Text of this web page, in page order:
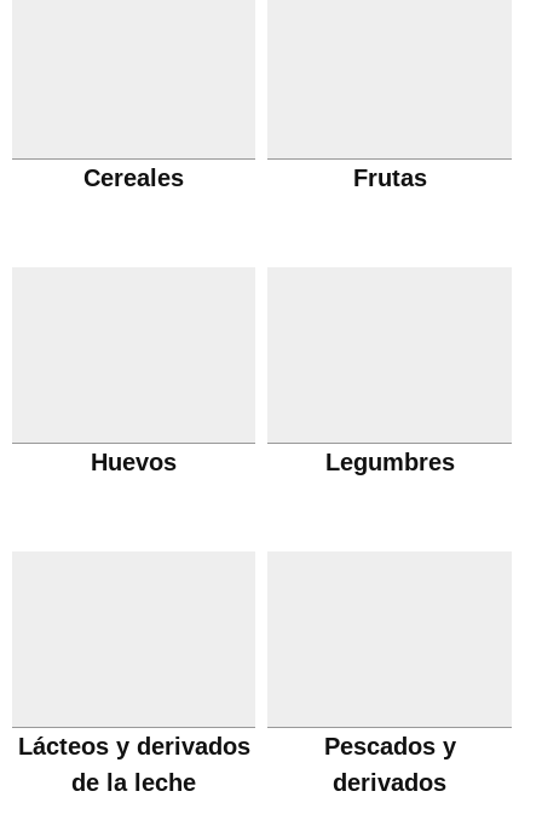
Cereales Frutas
Huevos Legumbres
Lácteos y derivados
de la leche
Pescados y
derivados